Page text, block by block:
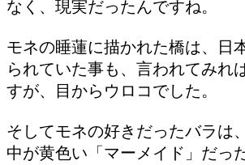
なく、現実だったんですね。
モネの睡蓮に描かれた橋は、日
られていた事も、言われてみれ
すが、目からウロコでした。
そしてモネの好きだったバラは
中が黄色い「マーメイド」だっ